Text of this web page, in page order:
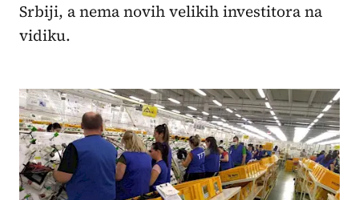
Srbiji, a nema novih velikih investitora na
vidiku.